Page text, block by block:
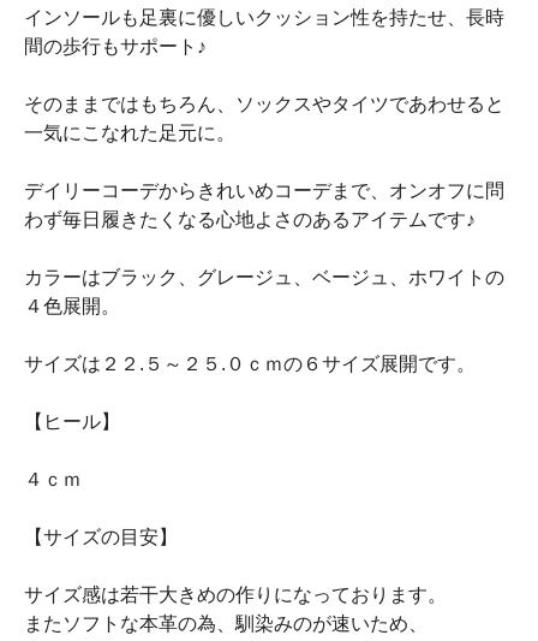
インソールも足裏に優しいクッション性を持たせ、長時
間の歩行もサポート♪
そのままではもちろん、ソックスやタイツであわせると
一気にこなれた足元に。
デイリーコーデからきれいめコーデまで、オンオフに問
わず毎日履きたくなる心地よさのあるアイテムです♪
カラーはブラック、グレージュ、ベージュ、ホワイトの
４色展開。
サイズは２２.５～２５.０ｃｍの６サイズ展開です。
【ヒール】
４ｃｍ
【サイズの目安】
サイズ感は若干大きめの作りになっております。
またソフトな本革の為、馴染みのが速いため、